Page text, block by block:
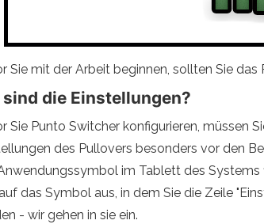
Sie mit der Arbeit beginnen, sollten Sie das
sind die Einstellungen?
Sie Punto Switcher konfigurieren, müssen
des Pullovers besonders vor den
im Tablett des Systems
das Symbol aus, in dem Sie die Zeile
- wir gehen in sie ein.